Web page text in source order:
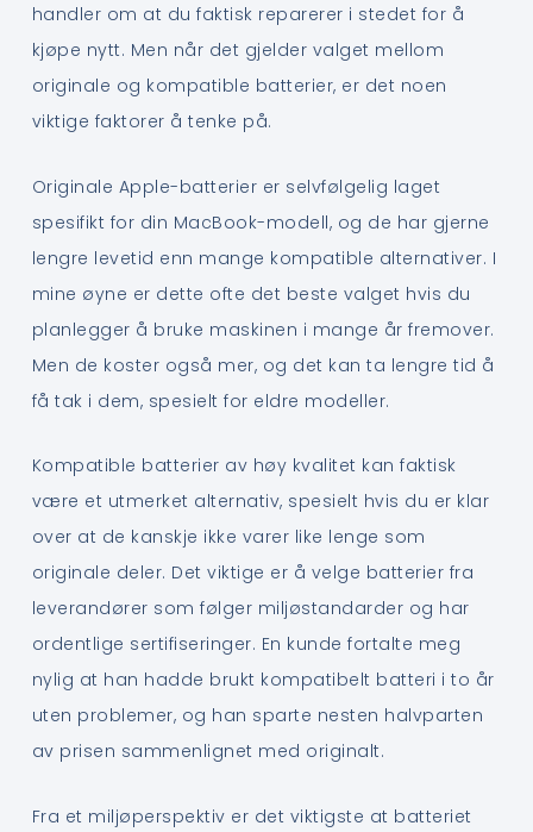
handler om at du faktisk reparerer i stedet for å
kjøpe nytt. Men når det gjelder valget mellom
originale og kompatible batterier, er det noen
viktige faktorer å tenke på.
Originale Apple-batterier er selvfølgelig laget
spesifikt for din MacBook-modell, og de har gjerne
lengre levetid enn mange kompatible alternativer. I
mine øyne er dette ofte det beste valget hvis du
planlegger å bruke maskinen i mange år fremover.
Men de koster også mer, og det kan ta lengre tid å
få tak i dem, spesielt for eldre modeller.
Kompatible batterier av høy kvalitet kan faktisk
være et utmerket alternativ, spesielt hvis du er klar
over at de kanskje ikke varer like lenge som
originale deler. Det viktige er å velge batterier fra
leverandører som følger miljøstandarder og har
ordentlige sertifiseringer. En kunde fortalte meg
nylig at han hadde brukt kompatibelt batteri i to år
uten problemer, og han sparte nesten halvparten
av prisen sammenlignet med originalt.
Fra et miljøperspektiv er det viktigste at batteriet